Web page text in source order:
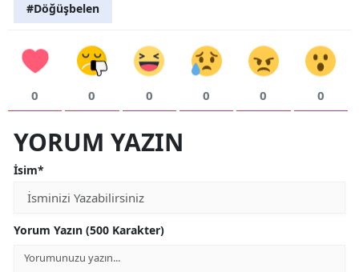
#Döğüşbelen
0 0 0 0 0 0
YORUM YAZIN
İsim*
Yorum Yazın (500 Karakter)